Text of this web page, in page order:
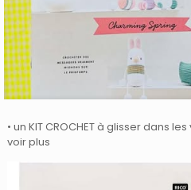
• un KIT CROCHET à glisser dans
voir plus